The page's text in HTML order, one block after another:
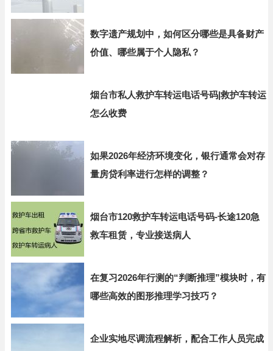
数字遗产规划中，如何区分哪些是具备财产
价值、哪些属于个人隐私？
烟台市私人救护车转运电话号码|救护车转运
怎么收费
如果2026年经济环境变化，银行通常会对存
量房贷利率进行怎样的调整？
烟台市120救护车转运电话号码-长途120急
救车租赁，专业接送病人
在复习2026年行测的“判断推理”模块时，有
哪些高效的图形推理学习技巧？
企业实地尽调流程解析，配合工作人员完成